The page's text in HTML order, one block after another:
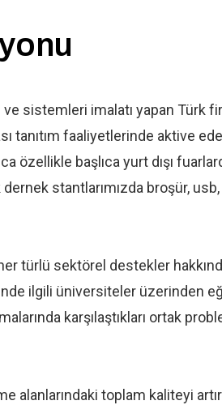
sistemleri imalatı yapan Türk
tanıtım faaliyetlerinde aktive
özellikle başlıca yurt dışı
stantlarımızda broşür,
türlü sektörel destekler
ilgili üniversiteler üzerinden
karşılaştıkları ortak
alanlarındaki toplam kaliteyi